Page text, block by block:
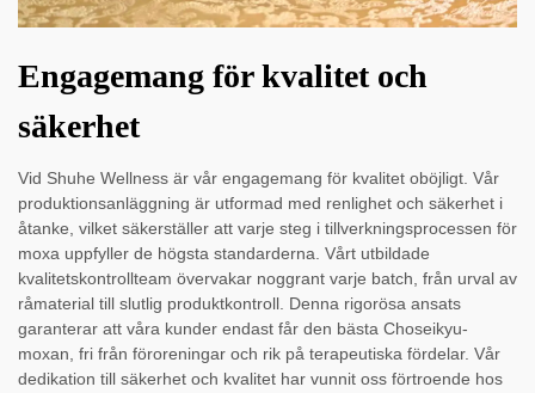
Engagemang för kvalitet och
säkerhet
Vid Shuhe Wellness är vår engagemang för kvalitet oböjligt. Vår
produktionsanläggning är utformad med renlighet och säkerhet i
åtanke, vilket säkerställer att varje steg i tillverkningsprocessen för
moxa uppfyller de högsta standarderna. Vårt utbildade
kvalitetskontrollteam övervakar noggrant varje batch, från urval av
råmaterial till slutlig produktkontroll. Denna rigorösa ansats
garanterar att våra kunder endast får den bästa Choseikyu-
moxan, fri från föroreningar och rik på terapeutiska fördelar. Vår
dedikation till säkerhet och kvalitet har vunnit oss förtroende hos